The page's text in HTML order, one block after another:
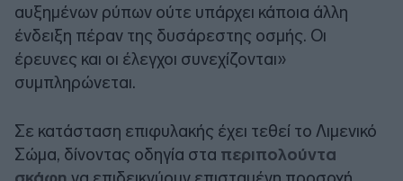
αυξημένων ρύπων ούτε υπάρχει κάποια άλλη
ένδειξη πέραν της δυσάρεστης οσμής. Οι
έρευνες και οι έλεγχοι συνεχίζονται»
συμπληρώνεται.
Σε κατάσταση επιφυλακής έχει τεθεί το Λιμενικό
Σώμα, δίνοντας οδηγία στα περιπολούντα